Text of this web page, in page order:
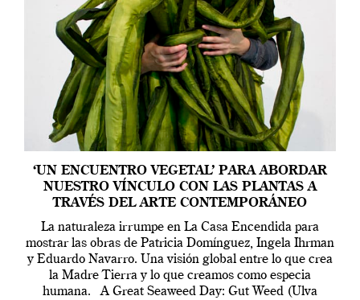
‘UN ENCUENTRO VEGETAL’ PARA ABORDAR
NUESTRO VÍNCULO CON LAS PLANTAS A
TRAVÉS DEL ARTE CONTEMPORÁNEO
La naturaleza irrumpe en La Casa Encendida para
mostrar las obras de Patricia Domínguez, Ingela Ihrman
y Eduardo Navarro. Una visión global entre lo que crea
la Madre Tierra y lo que creamos como especia
humana. A Great Seaweed Day: Gut Weed (Ulva